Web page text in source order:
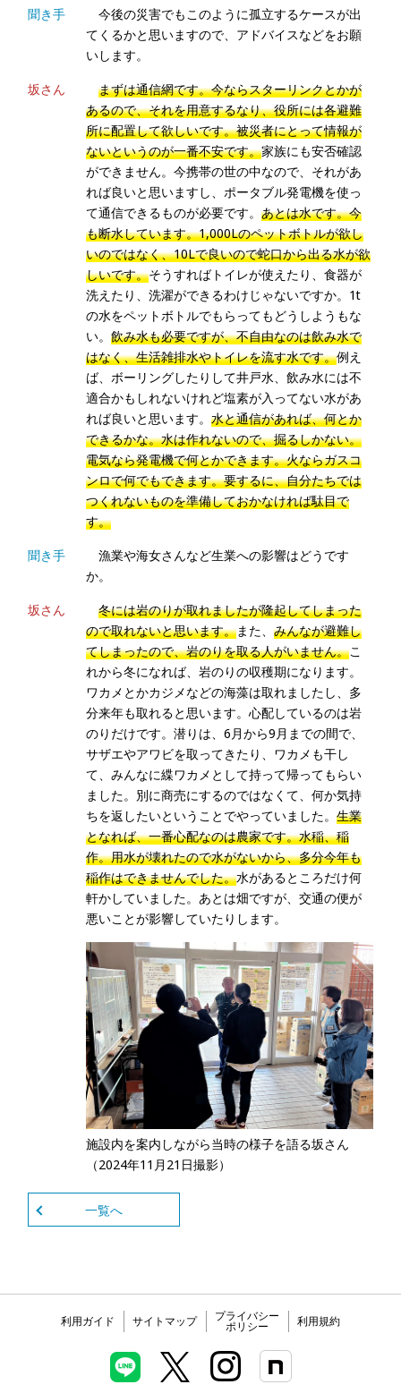
聞き手
今後の災害でもこのように孤立するケースが出
てくるかと思いますので、アドバイスなどをお願
いします。
坂さん
まずは通信網です。今ならスターリンクとかが
あるので、それを用意するなり、役所には各避難
所に配置して欲しいです。被災者にとって情報が
ないというのが一番不安です。家族にも安否確認
ができません。今携帯の世の中なので、それがあ
れば良いと思いますし、ポータブル発電機を使っ
て通信できるものが必要です。あとは水です。今
も断水しています。1,000Lのペットボトルが欲し
いのではなく、10Lで良いので蛇口から出る水が欲
しいです。そうすればトイレが使えたり、食器が
洗えたり、洗濯ができるわけじゃないですか。1t
の水をペットボトルでもらってもどうしようもな
い。飲み水も必要ですが、不自由なのは飲み水で
はなく、生活雑排水やトイレを流す水です。例え
ば、ボーリングしたりして井戸水、飲み水には不
適合かもしれないけれど塩素が入ってない水があ
れば良いと思います。水と通信があれば、何とか
できるかな。水は作れないので、掘るしかない。
電気なら発電機で何とかできます。火ならガスコ
ンロで何でもできます。要するに、自分たちでは
つくれないものを準備しておかなければ駄目で
す。
聞き手
漁業や海女さんなど生業への影響はどうです
か。
坂さん
冬には岩のりが取れましたが隆起してしまった
ので取れないと思います。また、みんなが避難し
てしまったので、岩のりを取る人がいません。こ
れから冬になれば、岩のりの収穫期になります。
ワカメとかカジメなどの海藻は取れましたし、多
分来年も取れると思います。心配しているのは岩
のりだけです。潜りは、6月から9月までの間で、
サザエやアワビを取ってきたり、ワカメも干し
て、みんなに緤ワカメとして持って帰ってもらい
ました。別に商売にするのではなくて、何か気持
ちを返したいということでやっていました。生業
となれば、一番心配なのは農家です。水稲、稲
作。用水が壊れたので水がないから、多分今年も
稲作はできませんでした。水があるところだけ何
軒かしていました。あとは畑ですが、交通の便が
悪いことが影響していたりします。
施設内を案内しながら当時の様子を語る坂さん
（2024年11月21日撮影）
一覧へ
利用ガイド サイトマップ プライバシー
ポリシー 利用規約